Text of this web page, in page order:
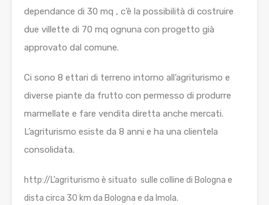
dependance di 30 mq , c’è la possibilità di costruire
due villette di 70 mq ognuna con progetto già
approvato dal comune.
Ci sono 8 ettari di terreno intorno all’agriturismo e
diverse piante da frutto con permesso di produrre
marmellate e fare vendita diretta anche mercati.
L’agriturismo esiste da 8 anni e ha una clientela
consolidata.
http://L’agriturismo è situato sulle colline di Bologna e
dista circa 30 km da Bologna e da Imola.